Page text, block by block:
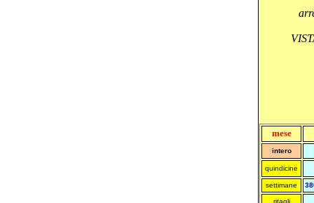
mese
intero
quindicine
settimane